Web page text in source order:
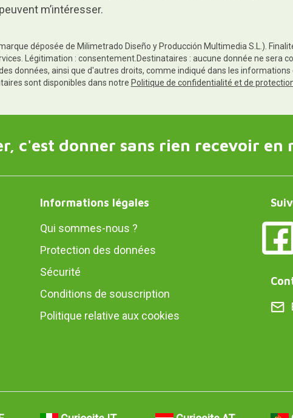
peuvent m’intéresser.
déposée de Milimetrado Diseño y Producción Multimedia S.L.).
Légitimation : consentement.Destinataires : aucune donnée ne sera
données, ainsi que d'autres droits, comme indiqué dans les
sont disponibles dans notre Politique de confidentialité et de
c'est donner sans rien recevoir en
Informations légales
Qui sommes-nous ?
Protection des données
Sécurité
Conditions de souscription
Politique relative aux cookies